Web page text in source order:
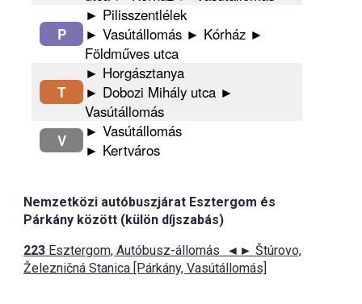
P
► Pilisszentlélek
► Vasútállomás ► Kórház ►
Földműves utca
T
► Horgásztanya
► Dobozi Mihály utca ►
Vasútállomás
V
► Vasútállomás
► Kertváros
Nemzetközi autóbuszjárat Esztergom és
Párkány között (külön díjszabás)
223 Esztergom, Autóbusz-állomás ◄► Štúrovo,
Železničná Stanica [Párkány, Vasútállomás]